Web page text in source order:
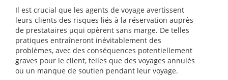
Il est crucial que les agents de voyage avertissent
leurs clients des risques liés à la réservation auprès
de prestataires µqui opèrent sans marge. De telles
pratiques entraîneront inévitablement des
problèmes, avec des conséquences potentiellement
graves pour le client, telles que des voyages annulés
ou un manque de soutien pendant leur voyage.